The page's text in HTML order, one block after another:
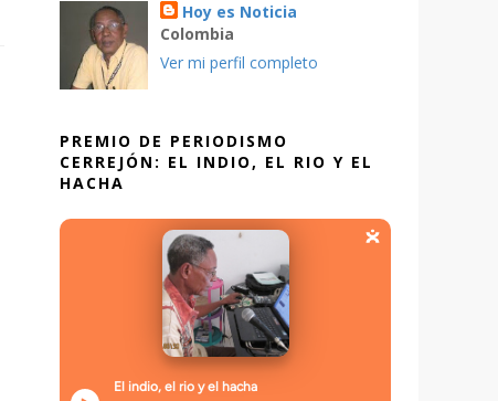
Hoy es Noticia
Colombia
Ver mi perfil completo
PREMIO DE PERIODISMO
CERREJÓN: EL INDIO, EL RIO Y EL
HACHA